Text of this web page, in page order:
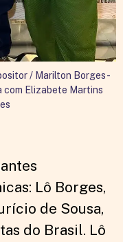
/ Marilton Borges -
com Elizabete Martins
Lô Borges,
de Sousa,
do Brasil. Lô